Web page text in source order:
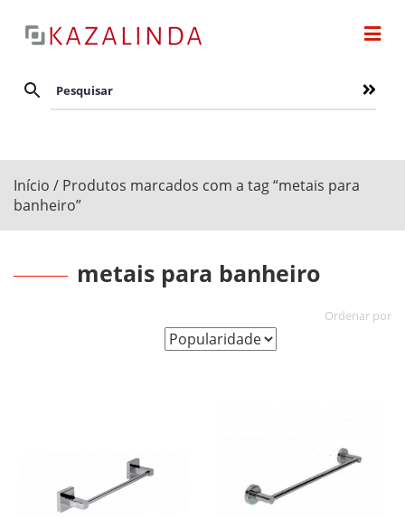
Início / Produtos marcados com a tag “metais para
banheiro”
metais para banheiro